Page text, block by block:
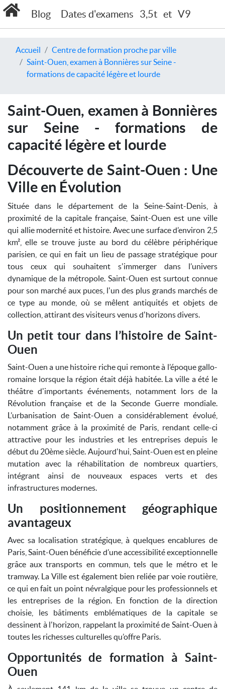
Blog Dates d'examens 3,5t et V9
Accueil
Centre de formation proche par ville
Saint-Ouen, examen à Bonnières sur Seine -
formations de capacité légère et lourde
Saint-Ouen, examen à Bonnières
sur Seine - formations de
capacité légère et lourde
Découverte de Saint-Ouen : Une
Ville en Évolution
Située dans le département de la Seine-Saint-Denis, à
proximité de la capitale française, Saint-Ouen est une ville
qui allie modernité et histoire. Avec une surface d’environ 2,5
km², elle se trouve juste au bord du célèbre périphérique
parisien, ce qui en fait un lieu de passage stratégique pour
tous ceux qui souhaitent s'immerger dans l’univers
dynamique de la métropole. Saint-Ouen est surtout connue
pour son marché aux puces, l'un des plus grands marchés de
ce type au monde, où se mêlent antiquités et objets de
collection, attirant des visiteurs venus d'horizons divers.
Un petit tour dans l’histoire de Saint-
Ouen
Saint-Ouen a une histoire riche qui remonte à l’époque gallo-
romaine lorsque la région était déjà habitée. La ville a été le
théâtre d'importants événements, notamment lors de la
Révolution française et de la Seconde Guerre mondiale.
L’urbanisation de Saint-Ouen a considérablement évolué,
notamment grâce à la proximité de Paris, rendant celle-ci
attractive pour les industries et les entreprises depuis le
début du 20ème siècle. Aujourd'hui, Saint-Ouen est en pleine
mutation avec la réhabilitation de nombreux quartiers,
intégrant ainsi de nouveaux espaces verts et des
infrastructures modernes.
Un positionnement géographique
avantageux
Avec sa localisation stratégique, à quelques encablures de
Paris, Saint-Ouen bénéficie d’une accessibilité exceptionnelle
grâce aux transports en commun, tels que le métro et le
tramway. La Ville est également bien reliée par voie routière,
ce qui en fait un point névralgique pour les professionnels et
les entreprises de la région. En fonction de la direction
choisie, les bâtiments emblématiques de la capitale se
dessinent à l'horizon, rappelant la proximité de Saint-Ouen à
toutes les richesses culturelles qu’offre Paris.
Opportunités de formation à Saint-
Ouen